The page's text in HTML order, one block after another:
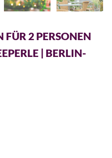
FÜR 2 PERSONEN
| BERLIN-